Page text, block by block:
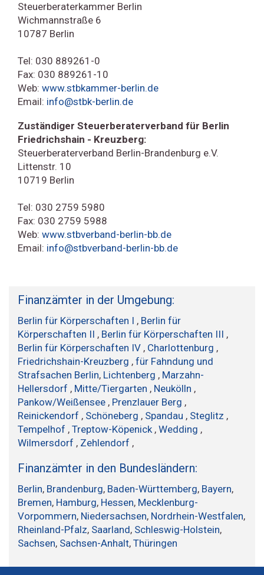
Steuerberaterkammer Berlin
Wichmannstraße 6
10787 Berlin
Tel: 030 889261-0
Fax: 030 889261-10
Web: www.stbkammer-berlin.de
Email: info@stbk-berlin.de
Zuständiger Steuerberaterverband für Berlin
Friedrichshain - Kreuzberg:
Steuerberaterverband Berlin-Brandenburg e.V.
Littenstr. 10
10719 Berlin
Tel: 030 2759 5980
Fax: 030 2759 5988
Web: www.stbverband-berlin-bb.de
Email: info@stbverband-berlin-bb.de
Finanzämter in der Umgebung:
Berlin für Körperschaften I , Berlin für
Körperschaften II , Berlin für Körperschaften III ,
Berlin für Körperschaften IV , Charlottenburg ,
Friedrichshain-Kreuzberg , für Fahndung und
Strafsachen Berlin, Lichtenberg , Marzahn-
Hellersdorf , Mitte/Tiergarten , Neukölln ,
Pankow/Weißensee , Prenzlauer Berg ,
Reinickendorf , Schöneberg , Spandau , Steglitz ,
Tempelhof , Treptow-Köpenick , Wedding ,
Wilmersdorf , Zehlendorf ,
Finanzämter in den Bundesländern:
Berlin, Brandenburg, Baden-Württemberg, Bayern,
Bremen, Hamburg, Hessen, Mecklenburg-
Vorpommern, Niedersachsen, Nordrhein-Westfalen,
Rheinland-Pfalz, Saarland, Schleswig-Holstein,
Sachsen, Sachsen-Anhalt, Thüringen